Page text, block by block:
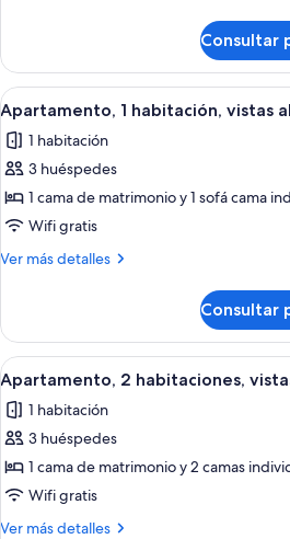
al
mar
(1+2)
1
habitación,
vistas
mar
(1+2)
Consultar
Abrir
todas
las
fotos
de
Apartamento,
1
al
mar
(2+1)
15
Apartamento, 1 habitación, vistas
1 habitación
3 huéspedes
1 cama de matrimonio y 1 sofá cama
Wifi gratis
Ver más detalles
Más
1
habitación,
vistas
mar
(2+1)
Consultar
Abrir
todas
las
fotos
de
Apartamento,
2
9
Apartamento, 2 habitaciones,
1 habitación
3 huéspedes
1 cama de matrimonio y 2 camas
Wifi gratis
Ver más detalles
Más